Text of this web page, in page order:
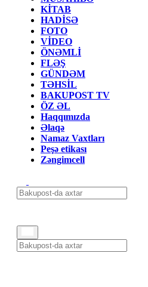
KİTAB
HADİSƏ
FOTO
VİDEO
ÖNƏMLİ
FLƏŞ
GÜNDƏM
TƏHSİL
BAKUPOST TV
ÖZ ƏL
Haqqımızda
Əlaqə
Namaz Vaxtları
Peşə etikası
Zəngimcell